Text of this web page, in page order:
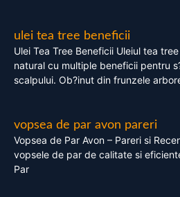
ulei tea tree beneficii
Ulei Tea Tree Beneficii Uleiul tea
natural cu multiple beneficii pentru
scalpului. Ob?inut din frunzele
vopsea de par avon pareri
Vopsea de Par Avon – Pareri si
vopsele de par de calitate si
Par